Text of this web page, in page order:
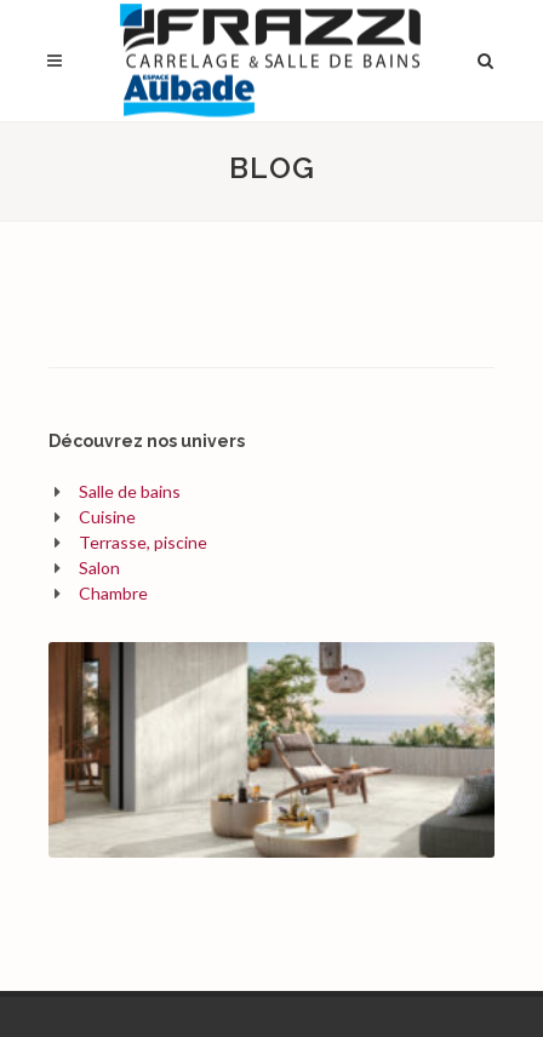
BLOG
Découvrez nos univers
Salle de bains
Cuisine
Terrasse, piscine
Salon
Chambre